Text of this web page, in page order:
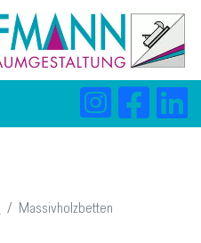
Massivholzbetten